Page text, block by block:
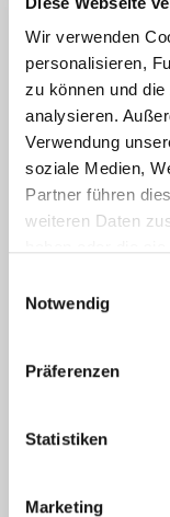
Wir verwenden
personalisieren,
zu können und
analysieren.
Verwendung
soziale Medien,
Partner führen
weiteren Daten
Notwendig
Präferenzen
Statistiken
Marketing
Weisheitszähne
Zahnsanierung
Zahnimplantate